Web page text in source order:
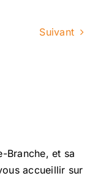
Suivant
Branche, et sa
accueillir sur